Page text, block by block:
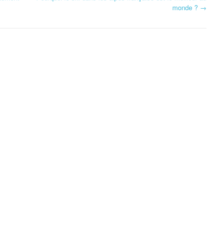
monde ? →